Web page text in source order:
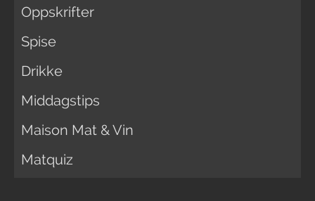
Oppskrifter
Spise
Drikke
Middagstips
Maison Mat & Vin
Matquiz